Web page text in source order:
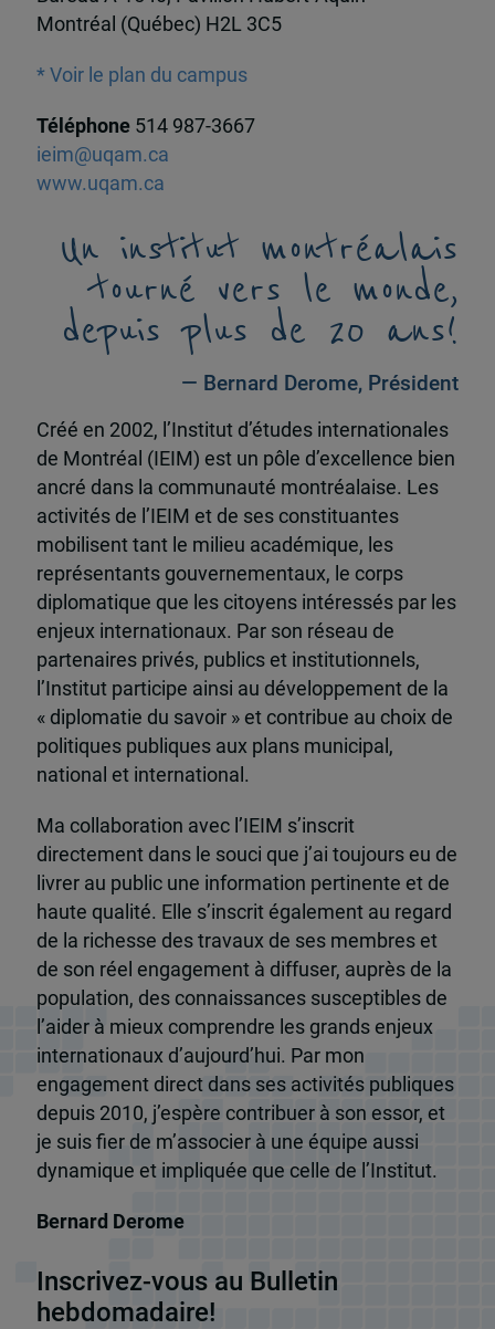
Montréal (Québec) H2L 3C5
* Voir le plan du campus
Téléphone 514 987-3667
ieim@uqam.ca
www.uqam.ca
Un institut montréalais
tourné vers le monde,
depuis plus de 20 ans!
— Bernard Derome, Président
Créé en 2002, l’Institut d’études internationales
de Montréal (IEIM) est un pôle d’excellence bien
ancré dans la communauté montréalaise. Les
activités de l’IEIM et de ses constituantes
mobilisent tant le milieu académique, les
représentants gouvernementaux, le corps
diplomatique que les citoyens intéressés par les
enjeux internationaux. Par son réseau de
partenaires privés, publics et institutionnels,
l’Institut participe ainsi au développement de la
« diplomatie du savoir » et contribue au choix de
politiques publiques aux plans municipal,
national et international.
Ma collaboration avec l’IEIM s’inscrit
directement dans le souci que j’ai toujours eu de
livrer au public une information pertinente et de
haute qualité. Elle s’inscrit également au regard
de la richesse des travaux de ses membres et
de son réel engagement à diffuser, auprès de la
population, des connaissances susceptibles de
l’aider à mieux comprendre les grands enjeux
internationaux d’aujourd’hui. Par mon
engagement direct dans ses activités publiques
depuis 2010, j’espère contribuer à son essor, et
je suis fier de m’associer à une équipe aussi
dynamique et impliquée que celle de l’Institut.
Bernard Derome
Inscrivez-vous au Bulletin
hebdomadaire!